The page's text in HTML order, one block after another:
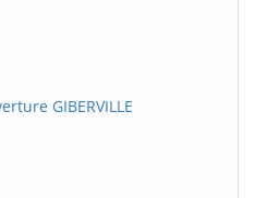
GIBERVILLE